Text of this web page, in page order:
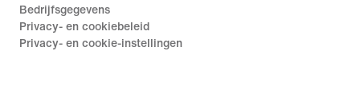
Bedrijfsgegevens
Privacy- en cookiebeleid
Privacy- en cookie-instellingen